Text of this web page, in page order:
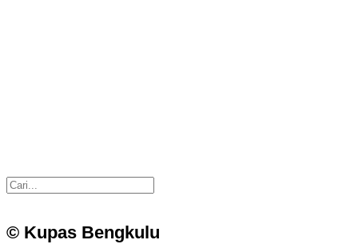
© Kupas Bengkulu